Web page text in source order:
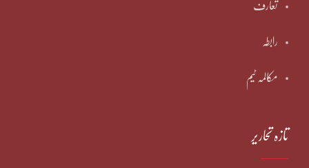
تعارف
رابطہ
مکالمہ ٹیم
تازہ تحاریر